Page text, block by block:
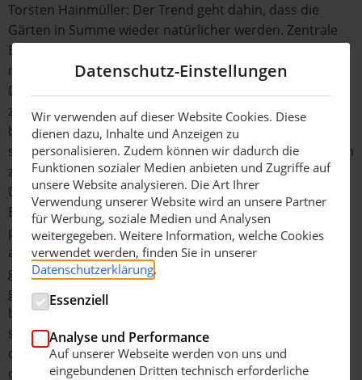
Torsten Hainmüller: Der Trend geht dahin, dass die
Gärten in Summe wieder natürlicher werden. Zentrale
Elemente sind die Kombination aus Designelementen,
natürlichen Produkten und einer üppigen Bepflanzung.
Die Kunden, die alles mit Steinen ausstatten, gibt es
zwar auch noch, aber sie werden weniger, und vor allem
bei den Kunden, die Ihre Gärten nicht selber anlegen,
sondern von einem Gärtner gestalten lassen, ist deutlich
zu merken, dass der Trend weg von den kalten
Designgärten geht.
Eva Roth:Es ist wichtig, dass die Gärten, gerade auch im
privaten Bereich, sehr pflegeleicht und langlebig
angelegt werden. Nachhaltigkeit spielt dabei eine immer
größere Rolle, und auch auf die Qualität wird verstärkt
geachtet. Das Thema Pool wird immer wichtiger. Wir
bauen inzwischen fast keinen Garten ohne Wasser, da
sich gerade in unserer Region das Klima verändert und
die Sommer heißer werden. Die Kunden möchten sich
den Urlaub in den eigenen Garten holen.
Datenschutz-Einstellungen
Wir verwenden auf dieser Website Cookies. Diese
dienen dazu, Inhalte und Anzeigen zu
personalisieren. Zudem können wir dadurch die
Funktionen sozialer Medien anbieten und Zugriffe auf
unsere Website analysieren. Die Art Ihrer
Verwendung unserer Website wird an unsere Partner
für Werbung, soziale Medien und Analysen
weitergegeben. Weitere Information, welche Cookies
verwendet werden, finden Sie in unserer
Datenschutzerklärung.
Essenziell
Analyse und Performance
Auf unserer Webseite werden von uns und
eingebundenen Dritten technisch erforderliche